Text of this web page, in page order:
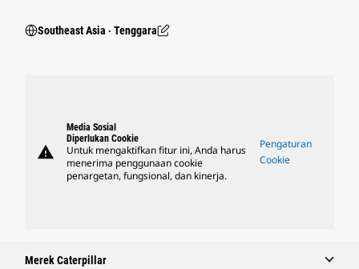
Southeast Asia ‧ Tenggara
warning
Media Sosial
Diperlukan Cookie
Untuk mengaktifkan fitur ini, Anda harus
menerima penggunaan cookie
penargetan, fungsional, dan kinerja.
Pengaturan
Cookie
Merek Caterpillar